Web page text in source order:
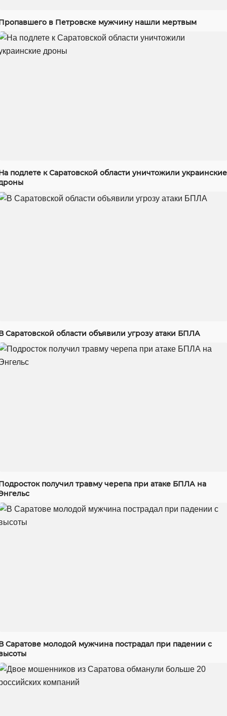
в Петровске мужчину нашли мертвым
подлете к Саратовской области уничтожили украинские
Саратовской области объявили угрозу атаки БПЛА
получил травму черепа при атаке БПЛА на
Саратове молодой мужчина пострадал при падении с